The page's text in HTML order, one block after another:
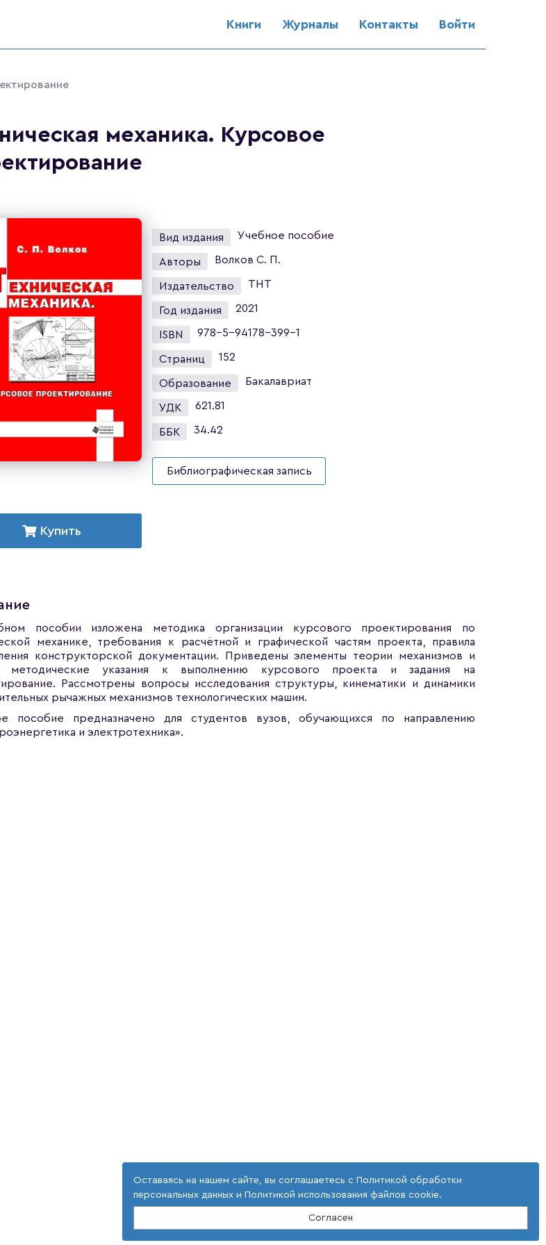
Книги Журналы Контакты Войти
механика. Курсовое
Купить
Вид издания Учебное пособие
Авторы Волков С. П.
Издательство ТНТ
Год издания 2021
ISBN 978-5-94178-399-1
Страниц 152
Образование Бакалавриат
УДК 621.81
ББК 34.42
Библиографическая запись
пособии изложена методика организации курсового проектирования по
механике, требования к расчётной и графической частям проекта, правила
конструкторской документации. Приведены элементы теории механизмов и
методические указания к выполнению курсового проекта и задания на
Рассмотрены вопросы исследования структуры, кинематики и динамики
рычажных механизмов технологических машин.
пособие предназначено для студентов вузов, обучающихся по направлению
и электротехника».
Оставаясь на нашем сайте, вы соглашаетесь с Политикой обработки
персональных данных и Политикой использования файлов cookie.
Согласен